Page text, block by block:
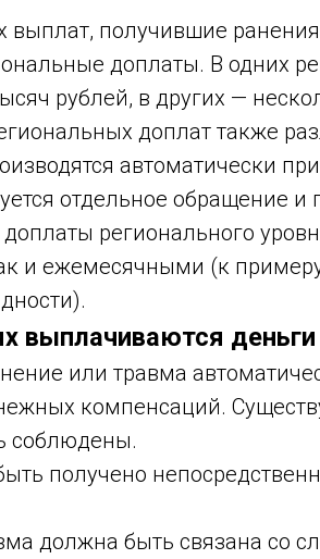
получившие
доплаты. В одних
рублей, в других —
доплат также
автоматически
отдельное обращение и
регионального
и ежемесячными (к
выплачиваются деньги
или травма
компенсаций.
соблюдены.
получено
должна быть связана со